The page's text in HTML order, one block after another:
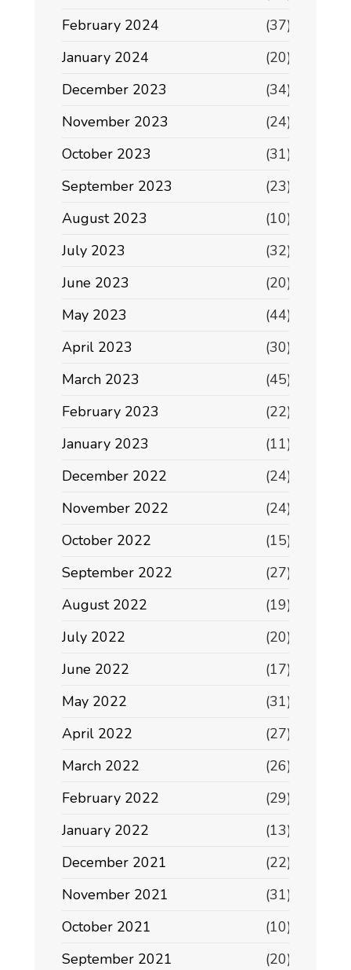
February 2024
(37)
January 2024
(20)
December 2023
(34)
November 2023
(24)
October 2023
(31)
September 2023
(23)
August 2023
(10)
July 2023
(32)
June 2023
(20)
May 2023
(44)
April 2023
(30)
March 2023
(45)
February 2023
(22)
January 2023
(11)
December 2022
(24)
November 2022
(24)
October 2022
(15)
September 2022
(27)
August 2022
(19)
July 2022
(20)
June 2022
(17)
May 2022
(31)
April 2022
(27)
March 2022
(26)
February 2022
(29)
January 2022
(13)
December 2021
(22)
November 2021
(31)
October 2021
(10)
September 2021
(20)